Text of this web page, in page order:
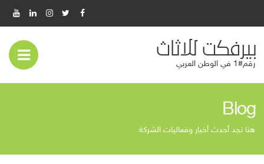
بيرفكت للاثاث
رقم#1 في الوطن العربي
Blog
هنا تجد أحدث أخبار وفعاليات الشركة